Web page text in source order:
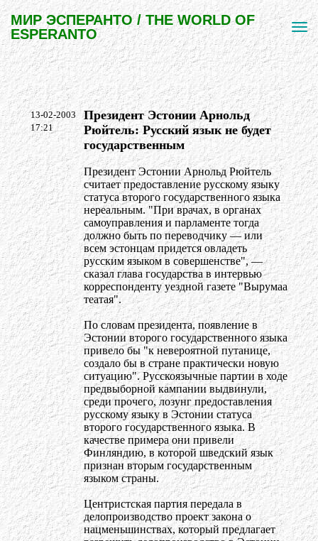
МИР ЭСПЕРАНТО / THE WORLD OF
ESPERANTO
13-02-2003
17:21
Президент Эстонии Арнольд
Рюйтель: Русский язык не будет
государственным
Президент Эстонии Арнольд Рюйтель
считает предоставление русскому языку
статуса второго государственного языка
нереальным. "При врачах, в органах
самоуправления и парламенте тогда
должно быть по переводчику — или
всем эстонцам придется овладеть
русским языком в совершенстве", —
сказал глава государства в интервью
корреспонденту уездной газете "Вырумаа
театая".
По словам президента, появление в
Эстонии второго государственного языка
привело бы "к невероятной путанице,
создало бы в стране практически новую
ситуацию". Русскоязычные партии в ходе
предвыборной кампании выдвинули,
среди прочего, лозунг предоставления
русскому языку в Эстонии статуса
второго государственного языка. В
качестве примера они привели
Финляндию, в которой шведский язык
признан вторым государственным
языком страны.
Центристская партия передала в
делопроизводство проект закона о
нацменьшинствах, который предлагает